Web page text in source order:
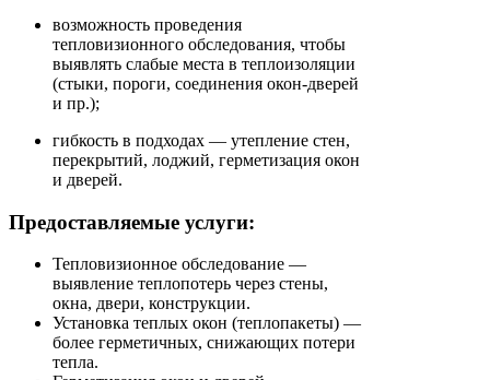
возможность проведения
тепловизионного обследования, чтобы
выявлять слабые места в теплоизоляции
(стыки, пороги, соединения окон-дверей
и пр.);
гибкость в подходах — утепление стен,
перекрытий, лоджий, герметизация окон
и дверей.
Предоставляемые услуги:
Тепловизионное обследование —
выявление теплопотерь через стены,
окна, двери, конструкции.
Установка теплых окон (теплопакеты) —
более герметичных, снижающих потери
тепла.